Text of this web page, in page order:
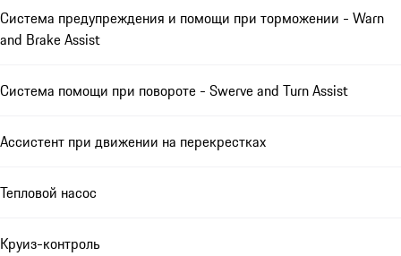
Система предупреждения и помощи при торможении - Warn
and Brake Assist
Система помощи при повороте - Swerve and Turn Assist
Ассистент при движении на перекрестках
Тепловой насос
Круиз-контроль